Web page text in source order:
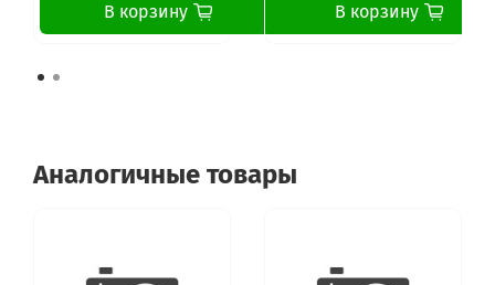
В корзину В корзину
Аналогичные товары